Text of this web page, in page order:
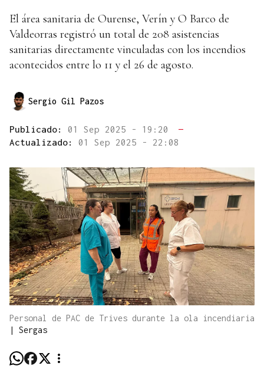
El área sanitaria de Ourense, Verín y O Barco de
Valdeorras registró un total de 208 asistencias
sanitarias directamente vinculadas con los incendios
acontecidos entre lo 11 y el 26 de agosto.
Sergio Gil Pazos
Publicado: 01 Sep 2025 - 19:20
—
Actualizado: 01 Sep 2025 - 22:08
Personal de PAC de Trives durante la ola incendiaria
| Sergas